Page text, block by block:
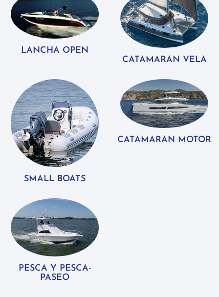
LANCHA OPEN
CATAMARAN VELA
SMALL BOATS
CATAMARAN MOTOR
PESCA Y PESCA-
PASEO